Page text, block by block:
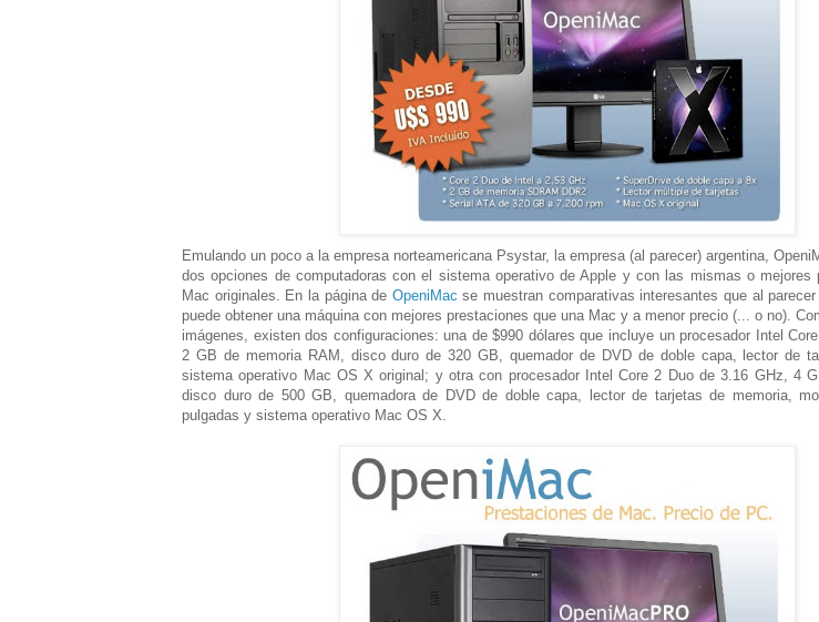
Emulando un poco a la empresa norteamericana Psystar, la empresa (al parecer) argentina,
dos opciones de computadoras con el sistema operativo de Apple y con las mismas o mejores
Mac originales. En la página de OpeniMac se muestran comparativas interesantes que al
puede obtener una máquina con mejores prestaciones que una Mac y a menor precio (... o no).
imágenes, existen dos configuraciones: una de $990 dólares que incluye un procesador Intel
2 GB de memoria RAM, disco duro de 320 GB, quemador de DVD de doble capa, lector de
sistema operativo Mac OS X original; y otra con procesador Intel Core 2 Duo de 3.16 GHz, 4
disco duro de 500 GB, quemadora de DVD de doble capa, lector de tarjetas de memoria,
pulgadas y sistema operativo Mac OS X.